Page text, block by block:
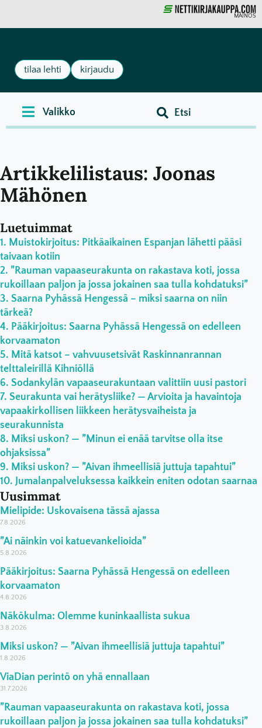
MAINOS
tilaa lehti kirjaudu
Artikkelilistaus: Joonas
Mähönen
Luetuimmat
Muistokirjoitus: Pitkäaikainen Espanjan lähetti pääsi
taivaan kotiin
”Rauman vapaaseurakunta on rakastava koti, jossa
rukoillaan paljon ja jossa jokainen saa tulla kohdatuksi”
Saarna Pyhässä Hengessä – miksi saarna on niin
tärkeä?
Pääkirjoitus: Saarna Pyhässä Hengessä on edelleen
korvaamaton
Mitä katsot – vahvuusetsivät Raskinnanrannan
telttaleirillä Kihniöllä
Sodankylän vapaaseurakuntaan valittiin uusi pastori
Seurakunta vai herätysliike? — Arvioita ja havaintoja
vapaakirkollisen liikkeen herätysvaiheista ja
seurakunnista
Miksi uskon? — ”Minun ei enää tarvitse olla itse
ohjaksissa”
Miksi uskon? — ”Aivan ihmeellisiä juttuja tapahtui”
Jumalanpalveluksessa kaikkein eniten odotan saarnaa
Uusimmat
Mielipide: Uskovaisena tässä ajassa
7.8.2026
”Ai näinkin voi katuevankelioida”
5.8.2026
Pääkirjoitus: Saarna Pyhässä Hengessä on edelleen
korvaamaton
4.8.2026
Näkökulma: Olemme kuninkaallista sukua
3.8.2026
Miksi uskon? — ”Aivan ihmeellisiä juttuja tapahtui”
1.8.2026
ViaDian perintö on yhä ennallaan
31.7.2026
”Rauman vapaaseurakunta on rakastava koti, jossa
rukoillaan paljon ja jossa jokainen saa tulla kohdatuksi”